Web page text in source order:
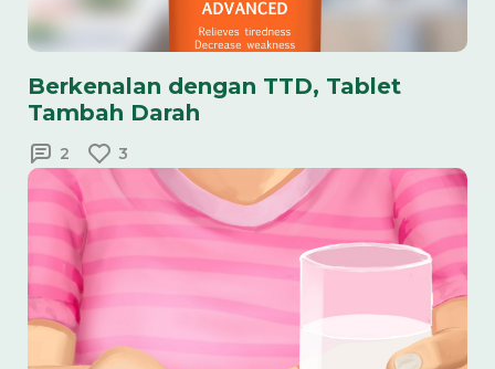
Berkenalan dengan TTD, Tablet
Tambah Darah
2 3